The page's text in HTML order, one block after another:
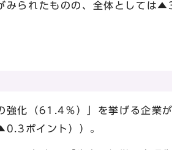
みられたものの、全体として
化（61.4％）」を挙げる企業
ポイント））。